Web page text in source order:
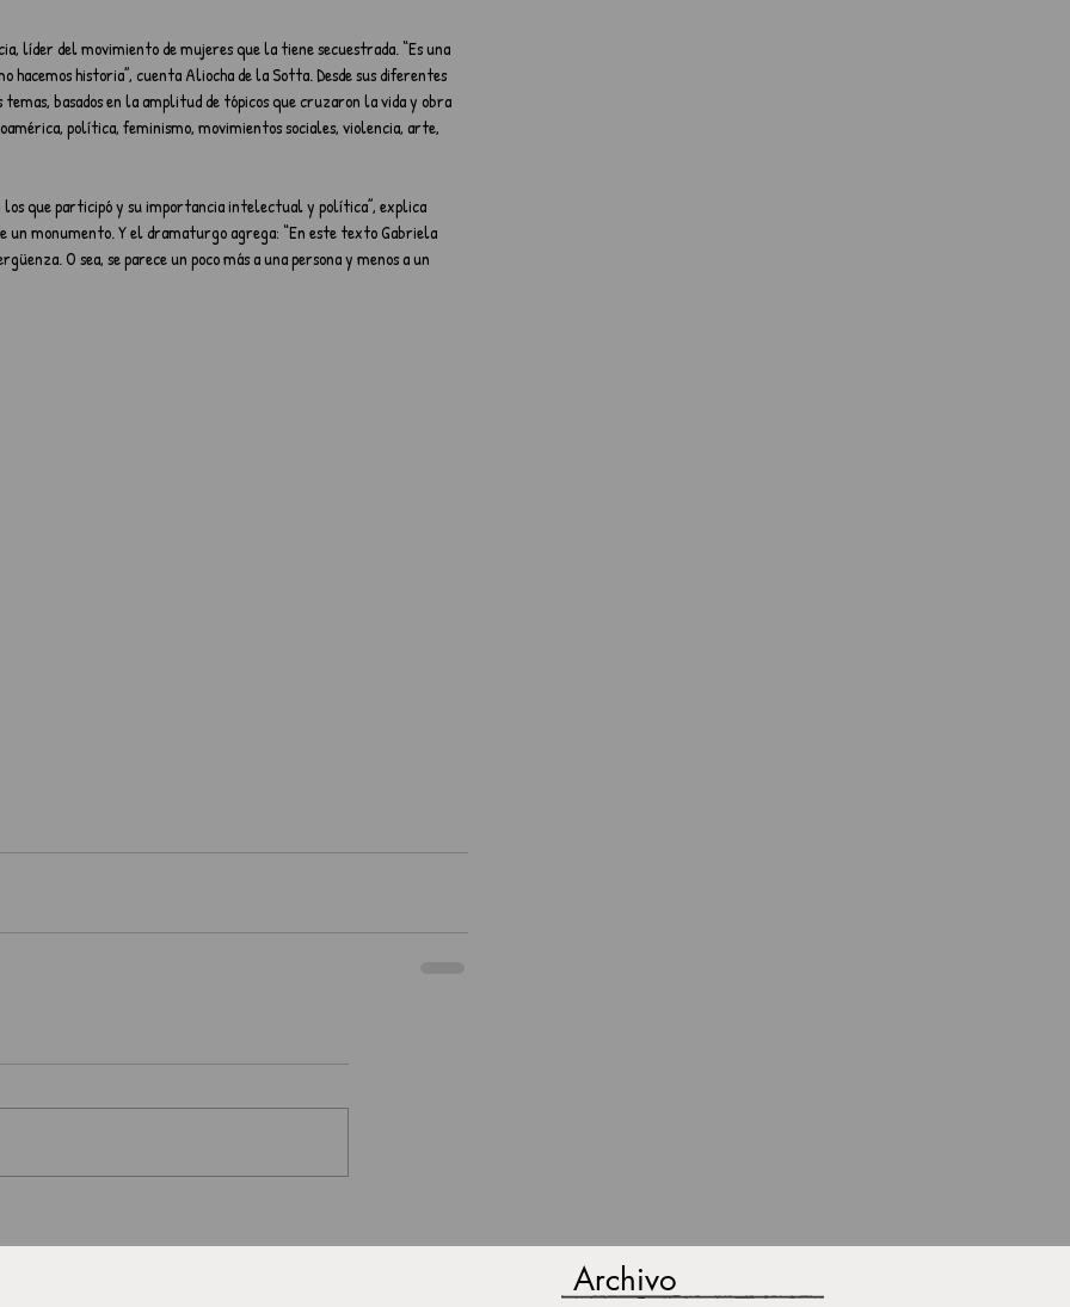
líder del movimiento de mujeres que la tiene secuestrada. “Es una
hacemos historia”, cuenta Aliocha de la Sotta. Desde sus diferentes
basados en la amplitud de tópicos que cruzaron la vida y obra
política, feminismo, movimientos sociales, violencia, arte,
que participó y su importancia intelectual y política”, explica
un monumento. Y el dramaturgo agrega: “En este texto Gabriela
O sea, se parece un poco más a una persona y menos a un
Archivo